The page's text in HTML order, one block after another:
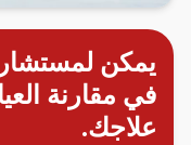
في مقارنة
علاجك.